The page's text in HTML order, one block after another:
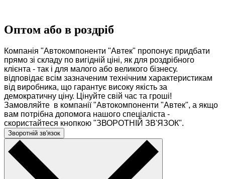
Оптом або в роздріб
Компанія "Автокомпоненти "Автек" пропонує придбати
прямо зі складу по вигідній ціні, як для роздрібного
клієнта - так і для малого або великого бізнесу.
відповідає всім зазначеним технічним характеристикам
від виробника, що гарантує високу якість за
демократичну ціну. Цінуйте свій час та гроші!
Замовляйте в компанії "Автокомпоненти "Автек", а якщо
вам потрібна допомога нашого спеціаліста -
скористайтеся кнопкою "ЗВОРОТНІЙ ЗВ'ЯЗОК".
Зворотній зв'язок